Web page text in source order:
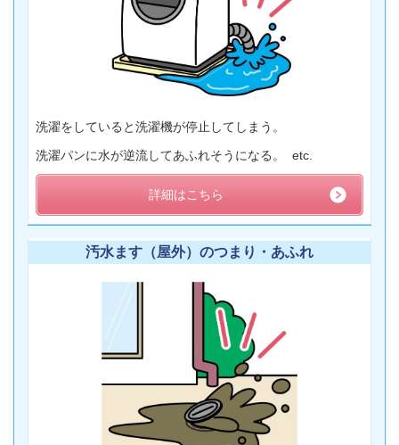
洗濯をしていると洗濯機が停止してしまう。
洗濯パンに水が逆流してあふれそうになる。 etc.
詳細はこちら
汚水ます（屋外）のつまり・あふれ